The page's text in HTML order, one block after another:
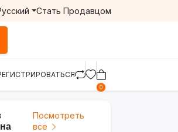
Стать Продавцом
0
Посмотреть
все